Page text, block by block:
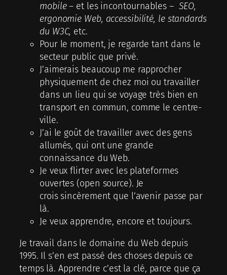
mobile– et les incontournables – SEO,
ergonomie Web, accessibilité, le standards
du W3C, etc.
Pour le moment, je regarde tant dans le
secteur public que privé.
J’aimerais beaucoup me rapprocher
physiquement de chez moi ou travailler
dans un lieu qui se voyage très bien en
transport en commun, comme le centre-
ville.
J’ai le goût de travailler avec des gens
allumés, qui ont une grande
connaissance du Web.
Je veux flirter avec les plateformes
ouvertes (open source). Je
crois sincèrement que l’avenir passe par
là.
Je veux apprendre, encore et toujours.
Je travail dans le domaine du Web depuis
1995. Il s’en est passé des choses depuis ce
temps là. Apprendre c’est la clé, parce que ça